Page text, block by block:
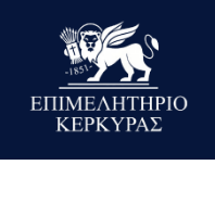
Το
Eπιμελητήριο